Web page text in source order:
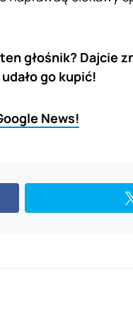
głośnik? Dajcie
go kupić!
News!